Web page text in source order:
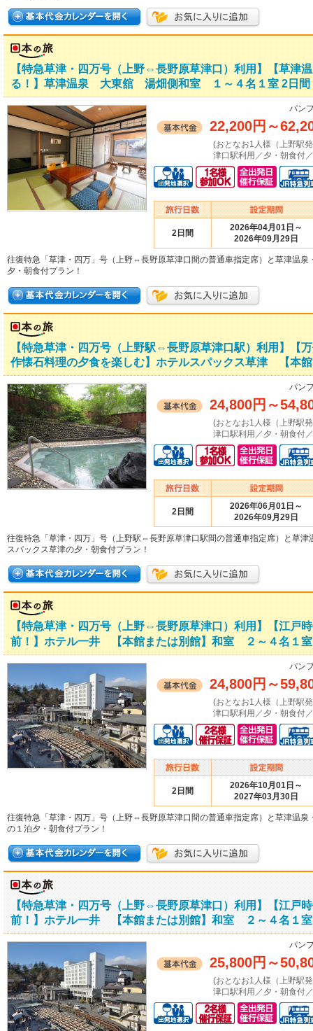
【特急草津・四万号（上野⇔長野原草津口）利用】【草津
る！】草津温泉 大東舘 湯畑側和室 １～４名１室 2日間
パン
22,200円 ～
(おとなお1人様（上野駅
津口駅利用／夕・朝食付
2日間
2026年04月01日～
2026年09月29日
往復特急「草津・四万」号（上野⇔長野原草津口間の普通車指定席）と草津温泉
夕・朝食付プラン！
【特急草津・四万号（上野駅⇔長野原草津口駅）利用】【
作懐石料理の夕食を楽しむ】ホテルスパックス草津 【本
パン
24,800円 ～
(おとなお1人様（上野駅
津口駅利用／夕・朝食付
2日間
2026年06月01日～
2026年09月29日
往復特急「草津・四万」号（上野駅⇔長野原草津口駅間の普通車指定席）と草津
スパックス草津の夕・朝食付プラン！
【特急草津・四万号（上野⇔長野原草津口）利用】【江戸
前！】ホテル一井 【本館または別館】和室 ２～４名１
パン
24,800円 ～
(おとなお1人様（上野駅
津口駅利用／夕・朝食付
2日間
2026年10月01日～
2027年03月30日
往復特急「草津・四万」号（上野⇔長野原草津口間の普通車指定席）と草津温泉
の１泊夕・朝食付プラン！
【特急草津・四万号（上野⇔長野原草津口）利用】【江戸
前！】ホテル一井 【本館または別館】和室 ２～４名１
パン
25,800円 ～
(おとなお1人様（上野駅
津口駅利用／夕・朝食付